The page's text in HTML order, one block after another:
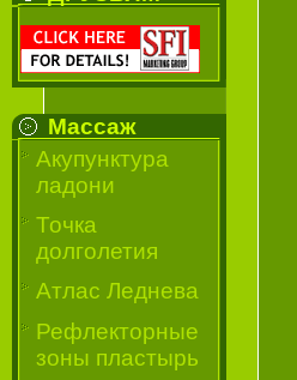
Массаж
Акупунктура
ладони
Точка
долголетия
Атлас Леднева
Рефлекторные
зоны пластырь